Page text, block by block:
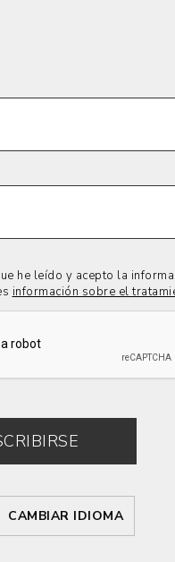
he leído y acepto la
información sobre el
CAMBIAR IDIOMA